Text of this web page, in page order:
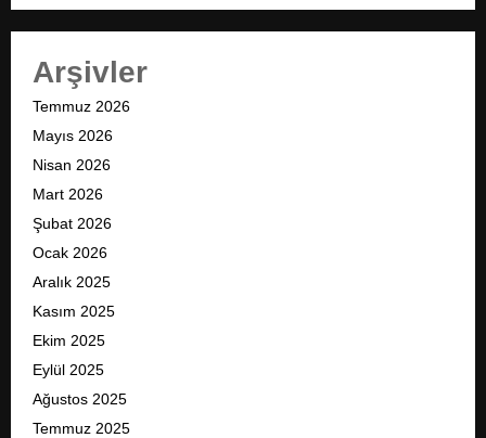
Arşivler
Temmuz 2026
Mayıs 2026
Nisan 2026
Mart 2026
Şubat 2026
Ocak 2026
Aralık 2025
Kasım 2025
Ekim 2025
Eylül 2025
Ağustos 2025
Temmuz 2025